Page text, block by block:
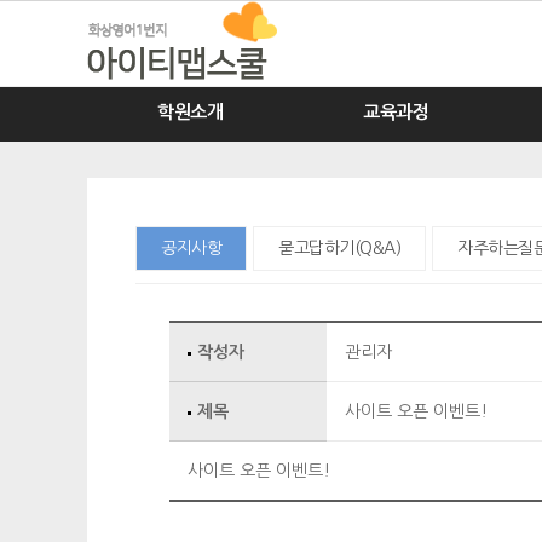
학원소개 교육과정
공지사항 묻고답하기(Q&A) 자주하는질